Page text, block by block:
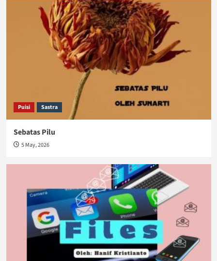
Puisi Sastra
Sebatas Pilu
5 May, 2026